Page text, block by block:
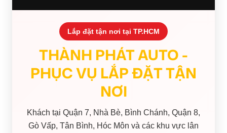
Lắp đặt tận nơi tại TP.HCM
THÀNH PHÁT AUTO -
PHỤC VỤ LẮP ĐẶT TẬN
NƠI
Khách tại Quận 7, Nhà Bè, Bình Chánh, Quận 8,
Gò Vấp, Tân Bình, Hóc Môn và các khu vực lân